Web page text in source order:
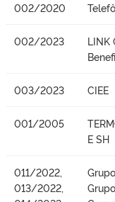
002/2020
002/2023
LINK
003/2023 CIEE
001/2005
E SH
011/2022,
013/2022,